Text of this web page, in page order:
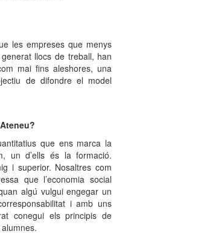
les empreses que menys
llocs de treball, han
mai fins aleshores, una
de difondre el model
que ens marca la
un d’ells és la formació.
i superior. Nosaltres com
que l’economia social
algú vulgui engegar un
i amb uns
conegui els principis de